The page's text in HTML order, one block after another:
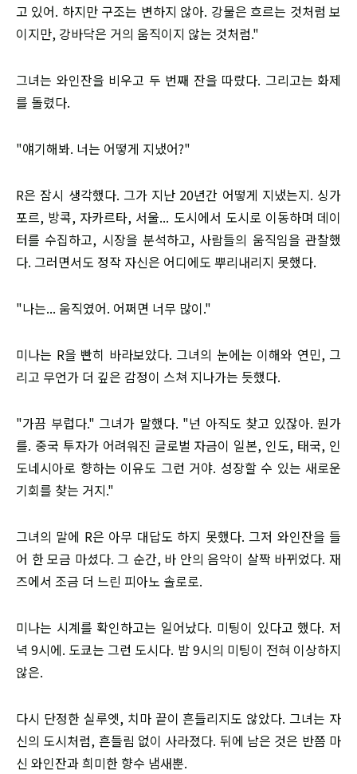
고 있어. 하지만 구조는 변하지 않아. 강물은 흐르는 것처럼 보
이지만, 강바닥은 거의 움직이지 않는 것처럼."
그녀는 와인잔을 비우고 두 번째 잔을 따랐다. 그리고는 화제
를 돌렸다.
"얘기해봐. 너는 어떻게 지냈어?"
R은 잠시 생각했다. 그가 지난 20년간 어떻게 지냈는지. 싱가
포르, 방콕, 자카르타, 서울... 도시에서 도시로 이동하며 데이
터를 수집하고, 시장을 분석하고, 사람들의 움직임을 관찰했
다. 그러면서도 정작 자신은 어디에도 뿌리내리지 못했다.
"나는... 움직였어. 어쩌면 너무 많이."
미나는 R을 빤히 바라보았다. 그녀의 눈에는 이해와 연민, 그
리고 무언가 더 깊은 감정이 스쳐 지나가는 듯했다.
"가끔 부럽다." 그녀가 말했다. "넌 아직도 찾고 있잖아. 뭔가
를. 중국 투자가 어려워진 글로벌 자금이 일본, 인도, 태국, 인
도네시아로 향하는 이유도 그런 거야. 성장할 수 있는 새로운
기회를 찾는 거지."
그녀의 말에 R은 아무 대답도 하지 못했다. 그저 와인잔을 들
어 한 모금 마셨다. 그 순간, 바 안의 음악이 살짝 바뀌었다. 재
즈에서 조금 더 느린 피아노 솔로로.
미나는 시계를 확인하고는 일어났다. 미팅이 있다고 했다. 저
녁 9시에. 도쿄는 그런 도시다. 밤 9시의 미팅이 전혀 이상하지
않은.
다시 단정한 실루엣, 치마 끝이 흔들리지도 않았다. 그녀는 자
신의 도시처럼, 흔들림 없이 사라졌다. 뒤에 남은 것은 반쯤 마
신 와인잔과 희미한 향수 냄새뿐.